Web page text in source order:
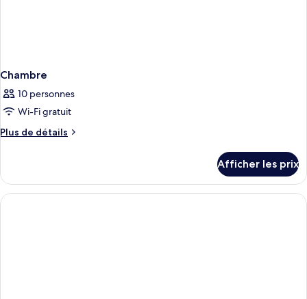
Chambre
10 personnes
Wi-Fi gratuit
Plus de détails
Plus
Chambre
Afficher les prix